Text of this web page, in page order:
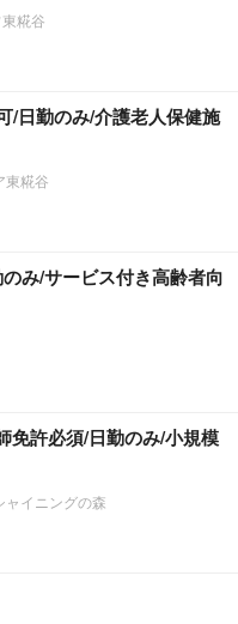
糀谷
/日勤のみ/介護老人保健施
東糀谷
み/サービス付き高齢者向
免許必須/日勤のみ/小規模
イニングの森